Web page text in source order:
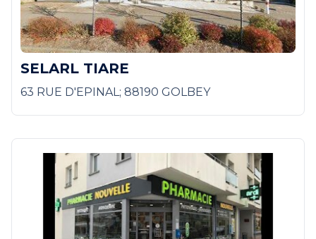
SELARL TIARE
63 RUE D'EPINAL; 88190 GOLBEY